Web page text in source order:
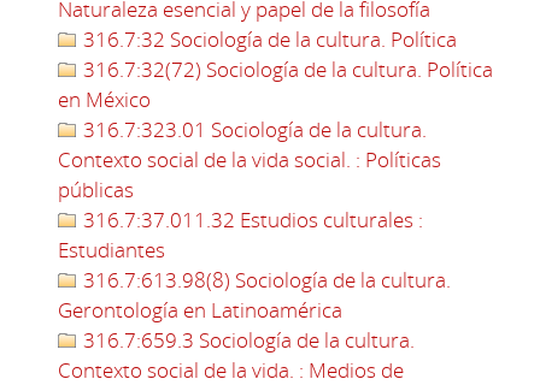
Naturaleza esencial y papel de la filosofía
316.7:32 Sociología de la cultura. Política
316.7:32(72) Sociología de la cultura. Política
en México
316.7:323.01 Sociología de la cultura.
Contexto social de la vida social. : Políticas
públicas
316.7:37.011.32 Estudios culturales :
Estudiantes
316.7:613.98(8) Sociología de la cultura.
Gerontología en Latinoamérica
316.7:659.3 Sociología de la cultura.
Contexto social de la vida. : Medios de